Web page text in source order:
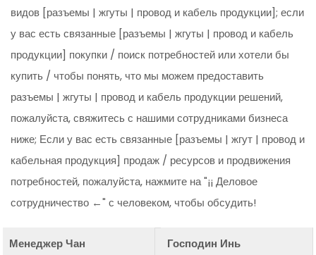
видов [разъемы | жгуты | провод и кабель продукции]; если
у вас есть связанные [разъемы | жгуты | провод и кабель
продукции] покупки / поиск потребностей или хотели бы
купить / чтобы понять, что мы можем предоставить
разъемы | жгуты | провод и кабель продукции решений,
пожалуйста, свяжитесь с нашими сотрудниками бизнеса
ниже; Если у вас есть связанные [разъемы | жгут | провод и
кабельная продукция] продаж / ресурсов и продвижения
потребностей, пожалуйста, нажмите на "¡¡ Деловое
сотрудничество ←" с человеком, чтобы обсудить!
Менеджер Чан
Господин Инь